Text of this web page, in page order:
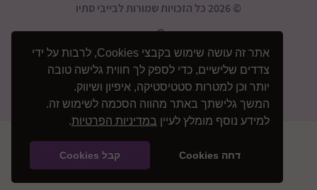
אתר זה עושה שימוש בקבצי Cookies, לרבות על ידי
צדדים שלישיים, כדי לספק לך חווית גלישה טובה
יותר וכן למטרות סטטיסטיקה, איפיון ושיווק.
המשך גלישתך באתר מהווה הסכמה לשימוש זה.
למידע נוסף מומלץ לעיין במדיניות הפרטיות.
דחה Cookies קבל Cookies
© 2026 כל הזכויות שמורות לבייבי סתיו